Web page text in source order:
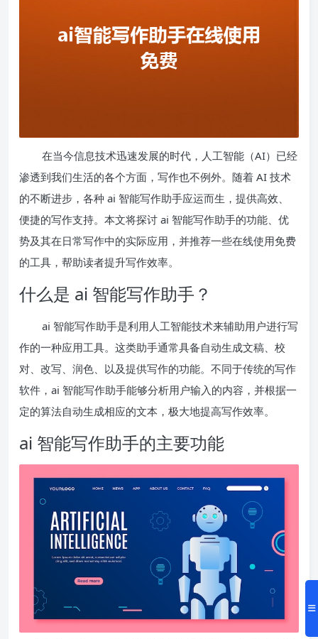
在当今信息技术迅速发展的时代，人工智能（AI）已经
渗透到我们生活的各个方面，写作也不例外。随着 AI 技术
的不断进步，各种 ai 智能写作助手应运而生，提供高效、
便捷的写作支持。本文将探讨 ai 智能写作助手的功能、优
势及其在日常写作中的实际应用，并推荐一些在线使用免费
的工具，帮助读者提升写作效率。
什么是 ai 智能写作助手？
ai 智能写作助手是利用人工智能技术来辅助用户进行写
作的一种应用工具。这类助手通常具备自动生成文稿、校
对、改写、润色、以及提供写作的功能。不同于传统的写作
软件，ai 智能写作助手能够分析用户输入的内容，并根据一
定的算法自动生成相应的文本，极大地提高写作效率。
ai 智能写作助手的主要功能